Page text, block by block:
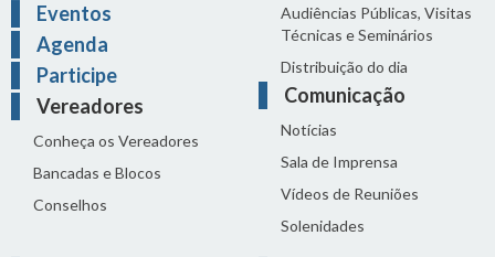
Eventos
Agenda
Participe
Vereadores
Conheça os Vereadores
Bancadas e Blocos
Conselhos
Audiências Públicas, Visitas
Técnicas e Seminários
Distribuição do dia
Comunicação
Notícias
Sala de Imprensa
Vídeos de Reuniões
Solenidades